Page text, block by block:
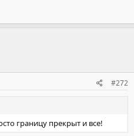
#272
границу прекрыт и все!